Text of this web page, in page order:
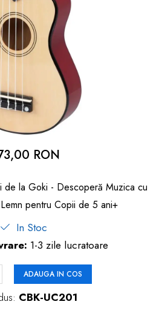
RON
de la Goki - Descoperă Muzica cu
pentru Copii de 5 ani+
In Stoc
1-3 zile lucratoare
ADAUGA IN COS
CBK-UC201